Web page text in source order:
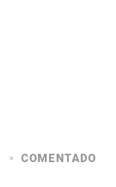
COMENTADO